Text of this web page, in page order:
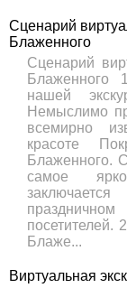
Сценарий
Блаженного
Сценарий
Блаженного
нашей
Немыслимо
всемирно
красоте
Блаженного.
самое
посетителей.
Блаже...
Виртуальная